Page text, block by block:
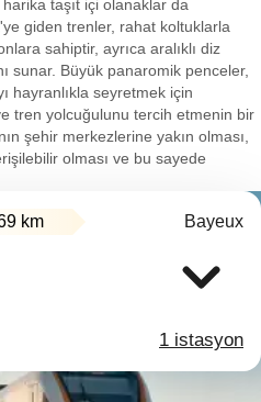
harika taşıt içi olanaklar da
giden trenler, rahat koltuklarla
sahiptir, ayrıca aralıklı diz
sunar. Büyük panaromik penceler,
hayranlıkla seyretmek için
tren yolcuğulunu tercih etmenin bir
şehir merkezlerine yakın olması,
olması ve bu sayede
km Bayeux
1 istasyon